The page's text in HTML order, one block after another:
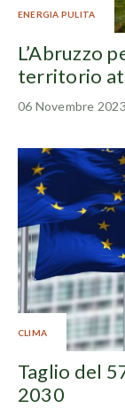
ENERGIA PULITA
L’Abruzzo
territorio
06 Novembre 2023
CLIMA
Taglio del
2030